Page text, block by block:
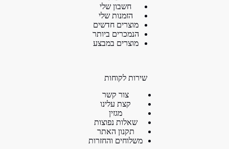
חשבון שלי
הזמנות שלי
מוצרים חדשים
הנמכרים ביותר
מוצרים במבצע
שירות לקוחות
צור קשר
קצת עלינו
מגזין
שאלות נפוצות
תקנון האתר
משלוחים והחזרות